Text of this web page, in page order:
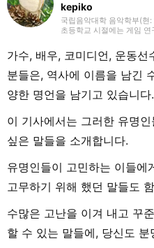
kepiko
국립음악대학 음악학부(현
초등학교 시절에는 게임
뒤, 싱가포르의 국제학교
일본 문화와 전승 놀이, 레
이들과 교류해 왔습니다.
집 일을 통해 즐거운 어른
경험. 교육 현장에서 키운
웃풋을 소중히 하며 음악과
그리기, 전승 놀이, 아웃도
가수, 배우, 코미디언, 운동
분들은, 역사에 이름을 남긴
양한 명언을 남기고 있습니다.
이 기사에서는 그러한 유명
싶은 말들을 소개합니다.
유명인들이 고민하는 이들에
고무하기 위해 했던 말들도
수많은 고난을 이겨 내고 꾸
할 수 있는 말들에, 당신도